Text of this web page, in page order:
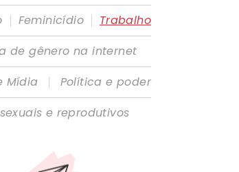
| Feminicídio | Trabalho
de gênero na internet
Mídia
|
Política e poder
e reprodutivos